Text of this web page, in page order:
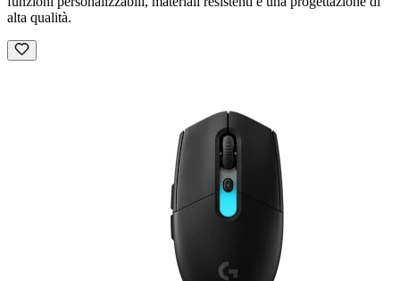
alta qualità.